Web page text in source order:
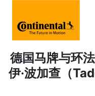
德国马牌与环
伊·波加查（